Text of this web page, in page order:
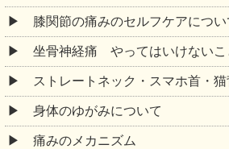
膝関節の痛みのセルフケアについ
坐骨神経痛 やってはいけないこ
ストレートネック・スマホ首・
身体のゆがみについて
痛みのメカニズム